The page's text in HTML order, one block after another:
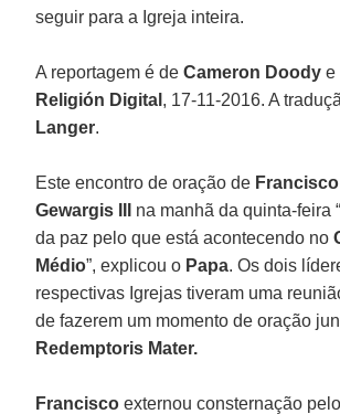
seguir para a Igreja inteira.
A reportagem é deCameron Doody e
Religión Digital , 17-11-2016. A
Langer.
Este encontro de oração de Francisco
Gewargis III
na manhã da quinta-feira
da paz pelo que está acontecendo no
Médio”, explicou o Papa. Os dois
respectivas Igrejas tiveram uma
de fazerem um momento de oração
Redemptoris Mater.
Francisco externou consternação